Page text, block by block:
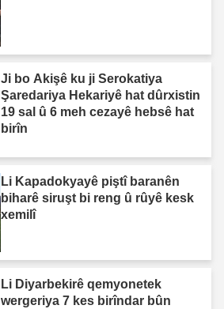
Ji bo Akişê ku ji Serokatiya
Şaredariya Hekariyê hat dûrxistin
19 sal û 6 meh cezayê hebsê hat
birîn
Li Kapadokyayê piştî baranên
biharê siruşt bi reng û rûyê kesk
xemilî
Li Diyarbekirê qemyonetek
wergeriya 7 kes birîndar bûn